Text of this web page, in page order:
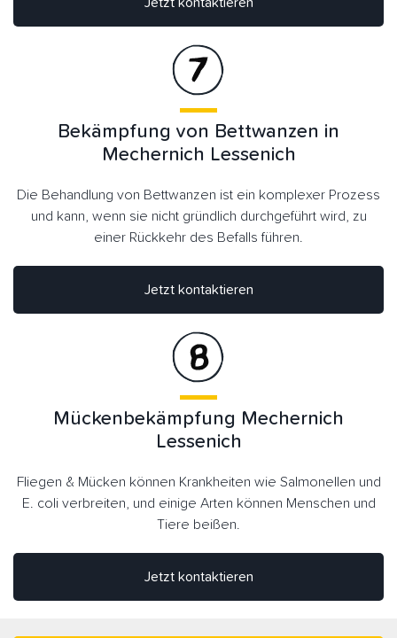
Bekämpfung von Bettwanzen in
Mechernich Lessenich
Die Behandlung von Bettwanzen ist ein komplexer Prozess
und kann, wenn sie nicht gründlich durchgeführt wird, zu
einer Rückkehr des Befalls führen.
Jetzt kontaktieren
Jetzt kontaktieren
Mückenbekämpfung Mechernich
Lessenich
Fliegen & Mücken können Krankheiten wie Salmonellen und
E. coli verbreiten, und einige Arten können Menschen und
Tiere beißen.